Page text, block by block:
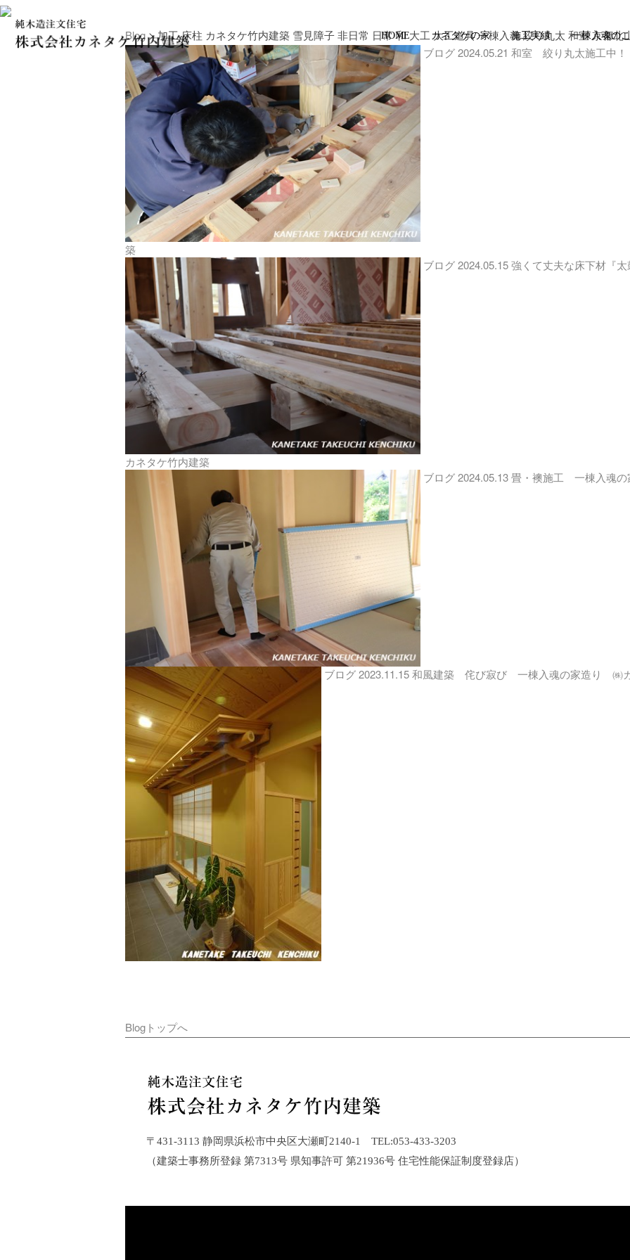
HOME カネタケの家 施工実績 一棟入魂の
Blog> 加工 床柱 カネタケ竹内建築 雪見障子 非日常 日常 和 大工 大工道具 一棟入魂 絞り丸太 和室 京都北
ブログ2024.05.21 和室 絞り丸太施工中
築
ブログ2024.05.15強くて丈夫な床下材『
カネタケ竹内建築
ブログ2024.05.13畳・襖施工 一棟入魂
ブログ2023.11.15和風建築 侘び寂び 一棟入魂の家造り ㈱
Blogトップへ
〒431-3113 静岡県浜松市中央区大瀬町2140-1 TEL:053-433-3203
（建築士事務所登録 第7313号 県知事許可 第21936号 住宅性能保証制度登録店）